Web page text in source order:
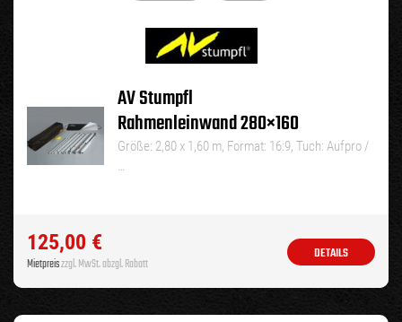
AV Stumpfl
Rahmenleinwand 280×160
Größe: 2,80 x 1,60 m, Format: 16:9, Tuch: Aufpro /
…
125,00 €
Mietpreiszzgl. MwSt. abzgl. Rabatt
DETAILS